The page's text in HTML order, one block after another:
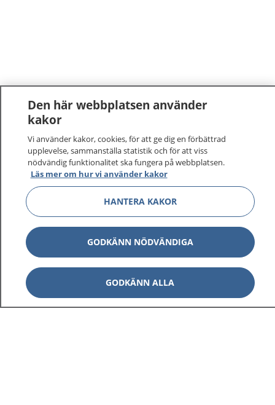
1177–tryggt om din hälsa och vård
På 1177.se får du råd om hälsa och information om
sjukdomar och vilka mottagningar du kan kontakta.
Logga in för att läsa din journal och göra dina
vårdärenden. Ring telefonnummer 1177 för
sjukvårdsrådgivning dygnet runt.
Den här webbplatsen använder
kakor
Vi använder kakor, cookies, för att ge dig en förbättrad
upplevelse, sammanställa statistik och för att viss
nödvändig funktionalitet ska fungera på webbplatsen.
Läs mer om hur vi använder kakor
HANTERA KAKOR
GODKÄNN NÖDVÄNDIGA
GODKÄNN ALLA